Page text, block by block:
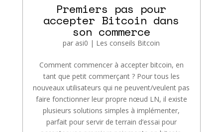
Premiers pas pour
accepter Bitcoin dans
son commerce
par asi0 | Les conseils Bitcoin
Comment commencer à accepter bitcoin, en
tant que petit commerçant ? Pour tous les
nouveaux utilisateurs qui ne peuvent/veulent pas
faire fonctionner leur propre nœud LN, il existe
plusieurs solutions simples à implémenter,
parfait pour servir de terrain d’essai pour